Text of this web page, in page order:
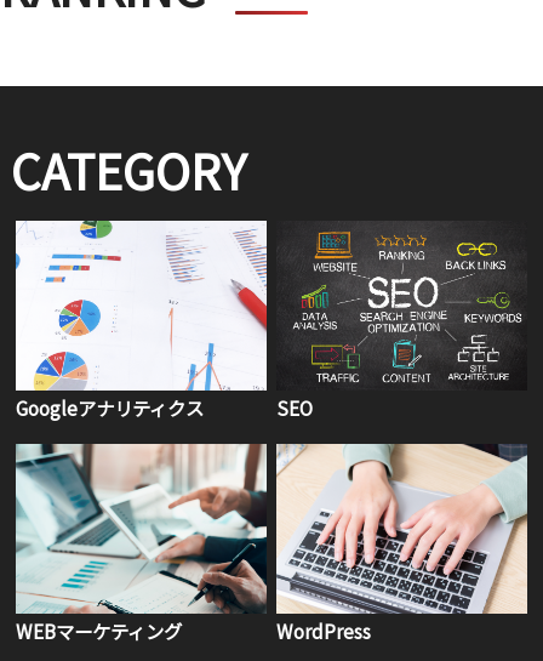
CATEGORY
Googleアナリティクス SEO
WEBマーケティング WordPress